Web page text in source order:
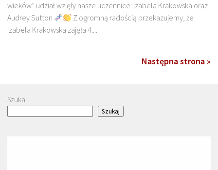
wieków” udział wzięły nasze uczennice: Izabela Krakowska oraz
Audrey Sutton
Z ogromną radością przekazujemy, że
Izabela Krakowska zajęła 4....
Następna strona »
Szukaj
Szukaj